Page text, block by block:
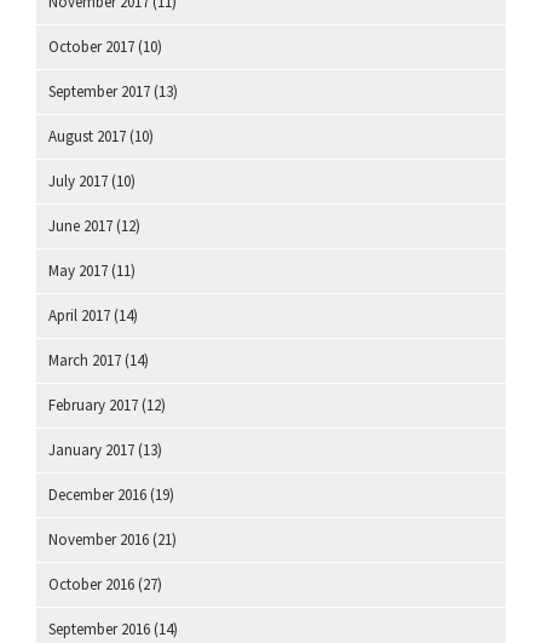
October 2017 (10)
September 2017 (13)
August 2017 (10)
July 2017 (10)
June 2017 (12)
May 2017 (11)
April 2017 (14)
March 2017 (14)
February 2017 (12)
January 2017 (13)
December 2016 (19)
November 2016 (21)
October 2016 (27)
September 2016 (14)